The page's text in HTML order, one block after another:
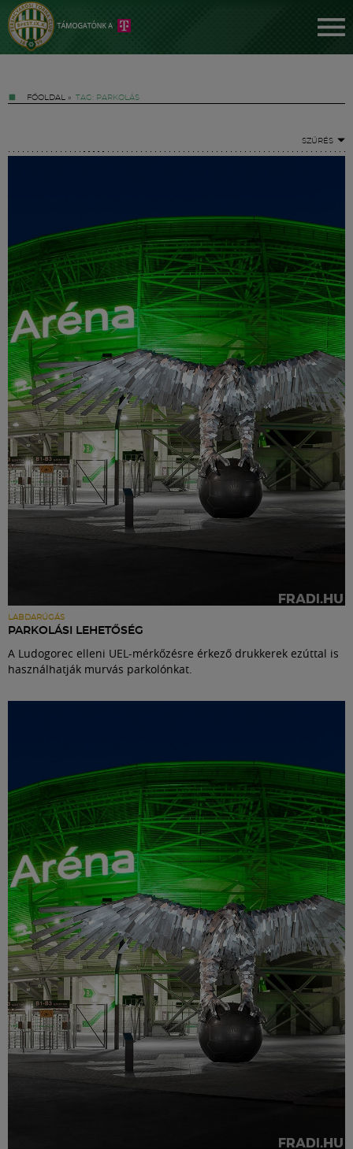
FŐOLDAL » TAG: PARKOLÁS
SZŰRÉS
LABDARÚGÁS
PARKOLÁSI LEHETŐSÉG
A Ludogorec elleni UEL-mérkőzésre érkező drukkerek ezúttal is
használhatják murvás parkolónkat.
FM YouTube +
Hírek
Labdarúgás
Szakosztályok
Meccscenter
Klub
Shop
Közösség
Múzeum